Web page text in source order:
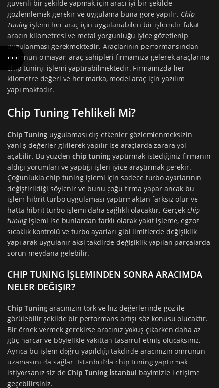
güvenli bir şekilde yapmak için aracı iyi bir şekilde
gözlemlemek gerekir ve uygulama buna göre yapılır. Chip
Tuningişlemi her araç için uygulanabilen bir işlemdir fakat
aracın kilometresi ve metal yorgunluğu iyice gözetlenip
uygulanması gerekmektedir. Araçlarının performansından
memnun olmayan araç sahipleri firmamıza gelerek araçlarına
chip tuning işlemi yaptırabilmektedir. Firmamızda her
kilometre değeri ve her marka, model araç için yazılım
yapılmaktadır.
Chip Tuning Tehlikeli Mi?
Chip Tuning uygulaması dış etkenler gözlemlenmeksizin
yanlış değerler girilerek yapılır ise araçlarda zarara yol
açabilir. Bu yüzden chip tuning yaptırmak istediğiniz firmanın
aldığı yorumları ve yaptığı işleri iyice araştırmak gerekir.
Çoğunlukla chip tuning işlemi için sadece turbo ayarlarının
değiştirildiği söylenir ve bunu çoğu firma yapar ancak bu
işlem hibrit turbo uygulaması yaptırmaktan farksız olur ve
hatta hibrit turbo işlemi daha sağlıklı olacaktır. Gerçek chip
tuningişlemi ise bunlardan farklı olarak yakıt işleme, egzoz
sıcaklık kontrolü ve turbo ayarları gibi limitlerde değişiklik
yapılarak uygulanır aksi takdirde değişiklik yapılan parçalarda
sorun meydana gelebilir.
CHIP TUNING İŞLEMINDEN SONRA ARACIMDA
NELER DEĞIŞIR?
Chip Tuning aracınızın tork ve hız değerlerinde göz ile
görülebilir şekilde bir performans artışı söz konusu olucaktır.
Bir örnek vermek gerekirse aracınız yokuş çıkarken daha az
güç harcar ve böylelikle yakıttan tasarruf etmiş olucaksınız.
Ayrıca bu işlem doğru yapıldığı takdirde aracınızın ömrünün
uzamasını da sağlar. Istanbul’da chip tuning yaptırmak
istiyorsanız siz de Chip Tuning İstanbul bayimizle iletişime
geçebilirsiniz.